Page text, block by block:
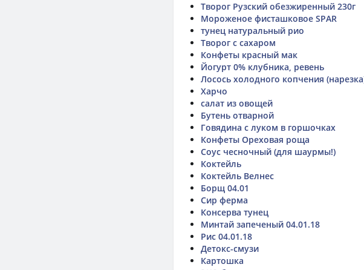
Творог Рузский обезжиренный 230г
Мороженое фисташковое SPAR
тунец натуральный рио
Творог с сахаром
Конфеты красный мак
Йогурт 0% клубника, ревень
Лосось холодного копчения
Харчо
салат из овощей
Бутень отварной
Говядина с луком в горшочках
Конфеты Ореховая роща
Соус чесночный (для шаурмы!)
Коктейль
Коктейль Велнес
Борщ 04.01
Сир ферма
Консерва тунец
Минтай запеченый 04.01.18
Рис 04.01.18
Детокс-смузи
Картошка